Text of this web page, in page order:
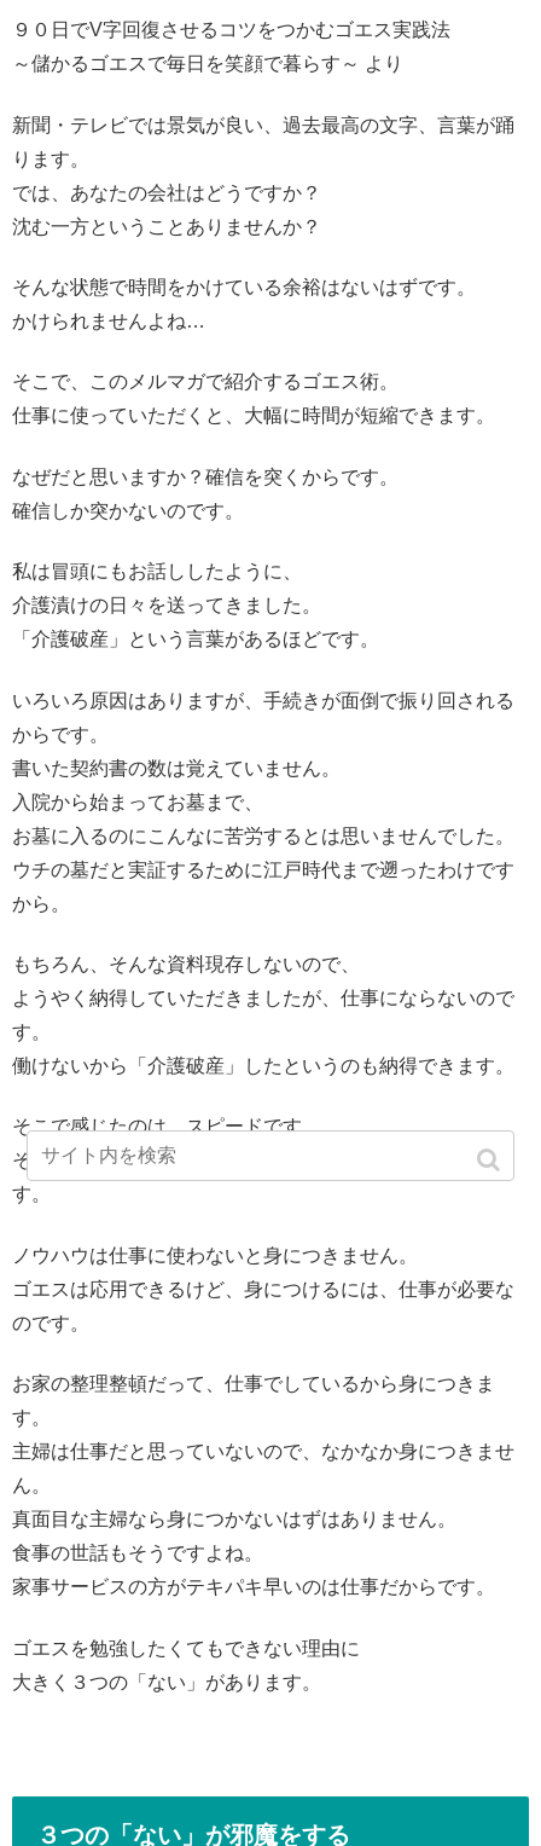
９０日でV字回復させるコツをつかむゴエス実践法
～儲かるゴエスで毎日を笑顔で暮らす～ より
新聞・テレビでは景気が良い、過去最高の文字、言葉が踊
ります。
では、あなたの会社はどうですか？
沈む一方ということありませんか？
そんな状態で時間をかけている余裕はないはずです。
かけられませんよね…
そこで、このメルマガで紹介するゴエス術。
仕事に使っていただくと、大幅に時間が短縮できます。
なぜだと思いますか？確信を突くからです。
確信しか突かないのです。
私は冒頭にもお話ししたように、
介護漬けの日々を送ってきました。
「介護破産」という言葉があるほどです。
いろいろ原因はありますが、手続きが面倒で振り回される
からです。
書いた契約書の数は覚えていません。
入院から始まってお墓まで、
お墓に入るのにこんなに苦労するとは思いませんでした。
ウチの墓だと実証するために江戸時代まで遡ったわけです
から。
もちろん、そんな資料現存しないので、
ようやく納得していただきましたが、仕事にならないので
す。
働けないから「介護破産」したというのも納得できます。
そこで感じたのは、スピードです。
そこから生まれたのが、確信しか突かないということで
す。
ノウハウは仕事に使わないと身につきません。
ゴエスは応用できるけど、身につけるには、仕事が必要な
のです。
お家の整理整頓だって、仕事でしているから身につきま
す。
主婦は仕事だと思っていないので、なかなか身につきませ
ん。
真面目な主婦なら身につかないはずはありません。
食事の世話もそうですよね。
家事サービスの方がテキパキ早いのは仕事だからです。
ゴエスを勉強したくてもできない理由に
大きく３つの「ない」があります。
３つの「ない」が邪魔をする